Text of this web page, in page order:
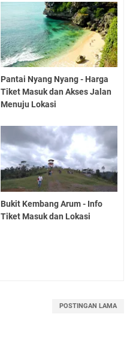
Pantai Nyang Nyang - Harga
Tiket Masuk dan Akses Jalan
Menuju Lokasi
Bukit Kembang Arum - Info
Tiket Masuk dan Lokasi
POSTINGAN LAMA